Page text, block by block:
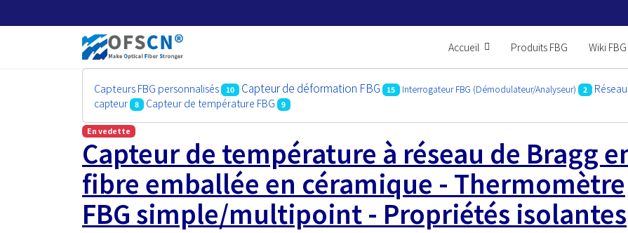
Accueil Produits FBG Wiki FBG
Capteurs FBG personnalisés 10 Capteur de déformation FBG 15 Interrogateur FBG (Démodulateur/Analyseur) 2
capteur
8 Capteur de température FBG 9
En vedette
Capteur de température à réseau de Bragg
fibre emballée en céramique - Thermomètre
FBG simple/multipoint - Propriétés isolantes